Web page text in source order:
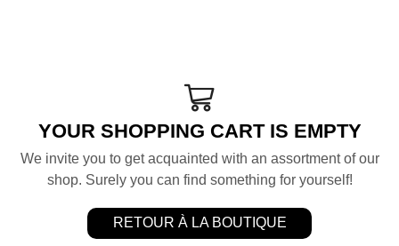
YOUR SHOPPING CART IS EMPTY
We invite you to get acquainted with an assortment of our
shop. Surely you can find something for yourself!
RETOUR À LA BOUTIQUE